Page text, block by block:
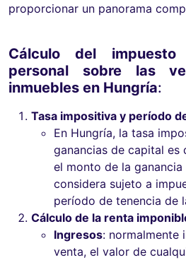
proporcionar un panorama
Cálculo del
personal sobre las
inmuebles en Hungría:
Tasa impositiva y período
En Hungría, la tasa
ganancias de capital es
el monto de la
considera sujeto a
período de tenencia de
Cálculo de la renta
Ingresos: normalmente
venta, el valor de